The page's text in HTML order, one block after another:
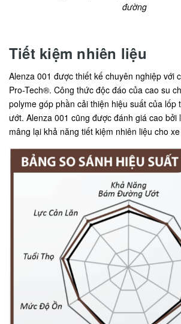
đường
Tiết kiệm nhiên liệu
Alenza 001 được thiết kế chuyên nghiệp với
Pro-Tech®. Công thức độc đáo của cao su
polyme góp phần cải thiện hiệu suất của lốp
ướt. Alenza 001 cũng được đánh giá cao bởi
mâng lại khả năng tiết kiệm nhiên liệu cho